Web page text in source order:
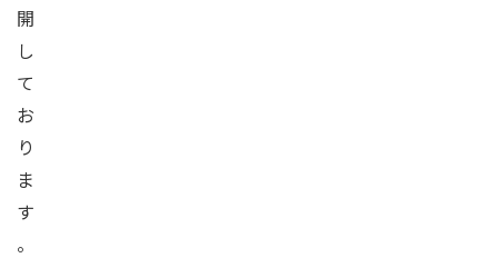
開
し
て
お
り
ま
す
。